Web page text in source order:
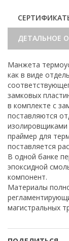
ДЕТАЛЬНОЕ
Манжета
как в виде
замковых
в комплекте с
поставляются
изолировщиками
праймер для
поставляется
В одной банке
эпоксидной
компонент.
Материалы
магистральных